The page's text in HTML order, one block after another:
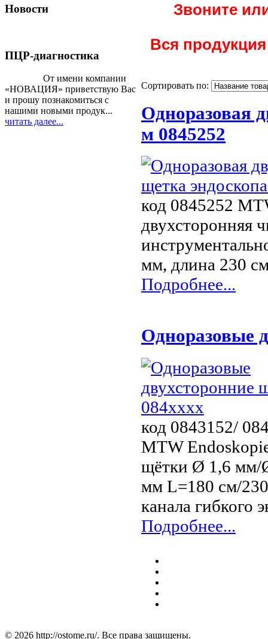
Новости
ПЦР-диагностика
От имени компании
«НОВАЦИЯ» приветствую Вас
и прошу познакомиться с
нашими новыми продук...
читать далее...
Звоните
Вся
Сортировать по:
Одноразовая
м 0845252
код 0845252
двухсторонняя
мм, длина 230
Подробнее...
Одноразовые
код 0843152/
MTW
щётки Ø 1,6
мм L=180 см/
канала гибкого
Подробнее...
© 2026 http://ostome.ru/. Все права защищены.